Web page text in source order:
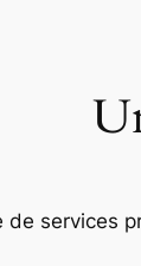
services